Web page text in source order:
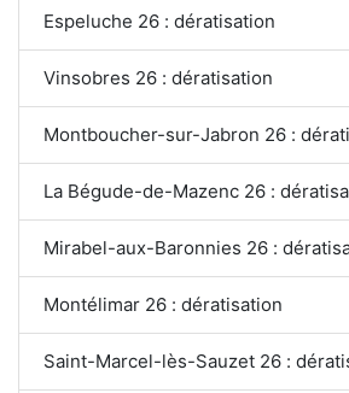
Espeluche 26 : dératisation
Vinsobres 26 : dératisation
Montboucher-sur-Jabron 26 :
La Bégude-de-Mazenc 26 :
Mirabel-aux-Baronnies 26 :
Montélimar 26 : dératisation
Saint-Marcel-lès-Sauzet 26 :